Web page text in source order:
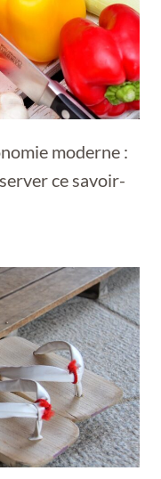
moderne :
ce savoir-